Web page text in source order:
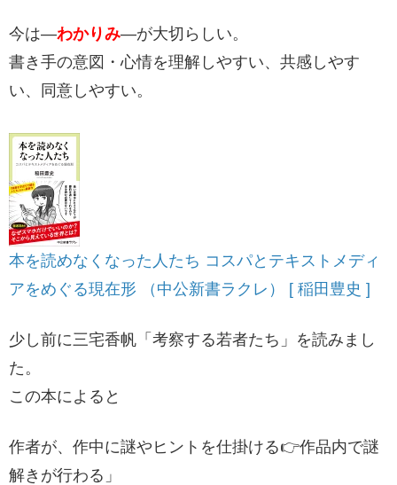
今は―わかりみ―が大切らしい。
書き手の意図・心情を理解しやすい、共感しやす
い、同意しやすい。
本を読めなくなった人たち コスパとテキストメディ
アをめぐる現在形 （中公新書ラクレ） [ 稲田豊史 ]
少し前に三宅香帆「考察する若者たち」を読みまし
た。
この本によると
作者が、作中に謎やヒントを仕掛ける👉作品内で謎
解きが行わる」